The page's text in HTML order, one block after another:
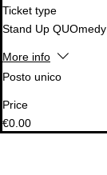
Ticket type
Stand Up QUOmedy
More info
Posto unico
Price
€0.00